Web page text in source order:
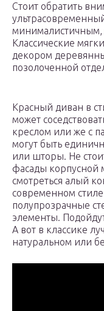
Стоит обратить
Классические
декором
позолоченной
Красный диван в
может
креслом или же с
могут быть
или шторы. Не
фасады корпусной
смотреться алый
современном
полупрозрачные
элементы.
А вот в классике
натуральном или